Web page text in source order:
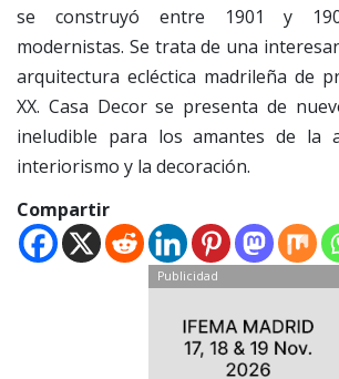
se construyó entre 1901 y
modernistas. Se trata de una
arquitectura ecléctica madrileña de
XX. Casa Decor se presenta de
ineludible para los amantes de la
interiorismo y la decoración.
Compartir
Publicidad